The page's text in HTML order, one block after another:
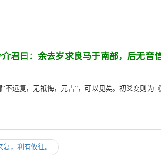
君曰：余去岁求良马于南部，后无音
不远复，无祗悔，元吉”，可以见矣。初爻变则为
，利有攸往。